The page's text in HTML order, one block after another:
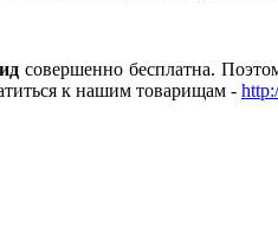
совершенно бесплатна.
к нашим товарищам -